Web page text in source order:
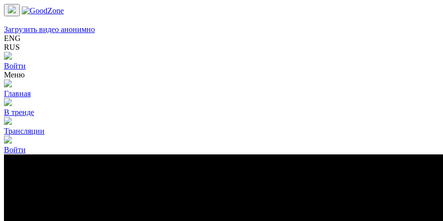
Загрузить видео анонимно
ENG
RUS
Войти
Меню
Главная
В тренде
Трансляции
Войти